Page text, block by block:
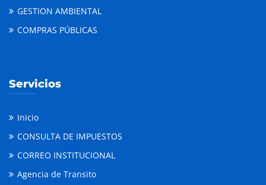
GESTION AMBIENTAL
COMPRAS PÚBLICAS
Servicios
Inicio
CONSULTA DE IMPUESTOS
CORREO INSTITUCIONAL
Agencia de Transito